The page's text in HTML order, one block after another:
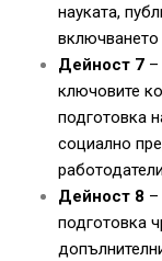
науката,
Дейност 7 –
ключовите
подготовка
социално
Дейност 8
подготовка